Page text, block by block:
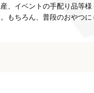
、イベントの手配り品等様
もちろん、普段のおやつに